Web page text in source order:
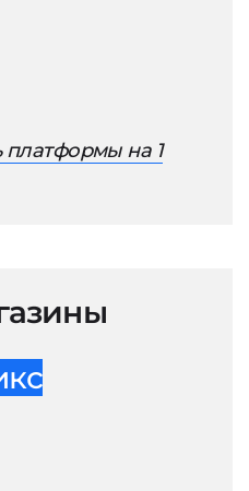
платформы на 1